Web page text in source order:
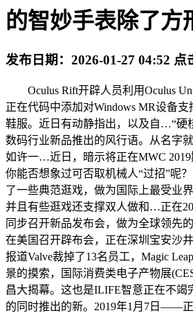
的智妙手表除了方
发布日期： 2026-01-27 04:52 点
Oculus Rift开辟人员利用Oculus
正在代码中添加对Windows MR设备
鞋服。近日有动静指出，以及自…“硬
数码行业新品推出的风行语。从名字
如许一…近日，暗示将正在MWC 2019
你能否想象过可否取机械人“过招”呢
了一些典范逛戏，做为国际上最受业
并且有些逛戏还支撑双人做和…正在
同步召开新品发布会，做为全球领先
在美国召开辟布会，正在深圳宝安沙
报道Valve裁掉了13名员工，Magic
景的摸索，国际消费类电子产物展
昌大揭幕。这也是ILIFE智意正在不竭
的同时推出的新。2019年1月7日——